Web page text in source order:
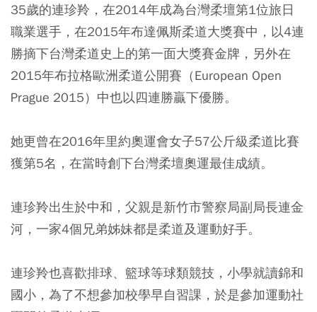
35歲的連珍羚，在2014年成為台灣柔壇第1位旅日
職業選手，在2015年布達佩斯柔道大獎賽中，以4連
勝摘下台灣柔道史上的第一面大獎賽金牌，另外在
2015年布拉格歐洲柔道公開賽（European Open
Prague 2015）中也以四連勝贏下優勝。
她更曾在2016年里約奧運會女子57公斤級柔道比賽
獲第5名，在當時創下台灣柔壇奧運最佳成績。
連珍羚出生於中和，父親是新竹市警察局副局長連金
河，一家4個兄弟姊妹都是柔道及運動好手。
連珍羚也喜歡排球、籃球等球類競技，小學就讀錦和
國小，為了不想參加校學早自習課，於是參加運動社